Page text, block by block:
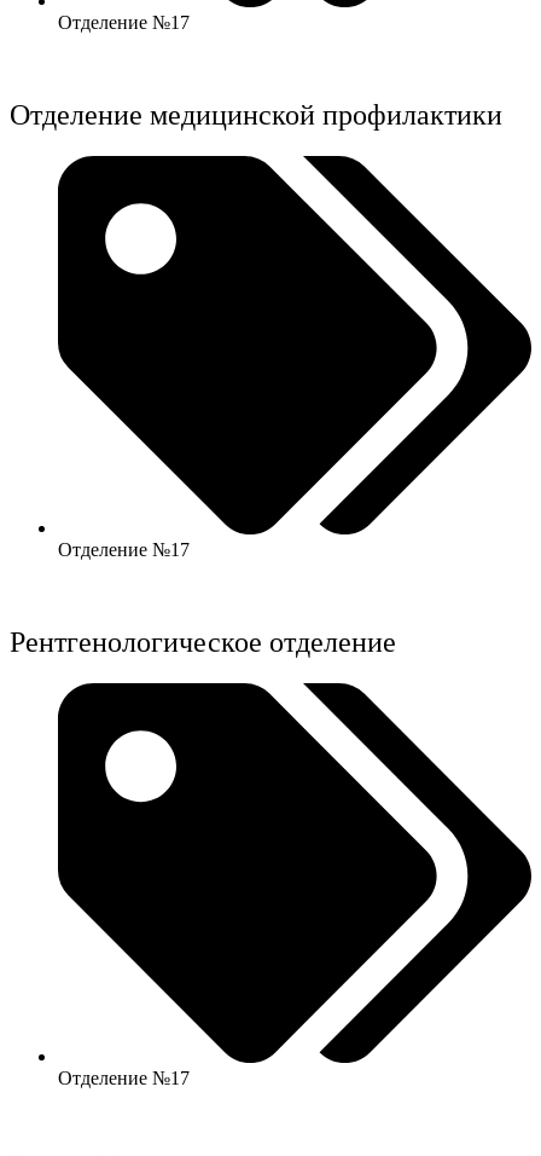
Отделение №17
Отделение медицинской профилактики
Отделение №17
Рентгенологическое отделение
Отделение №17